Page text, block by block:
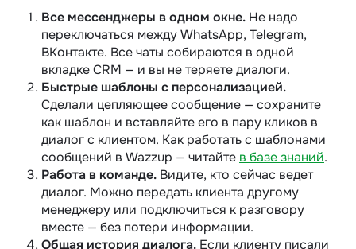
Все мессенджеры в одном окне. Не надо
переключаться между WhatsApp, Telegram,
ВКонтакте. Все чаты собираются в одной
вкладке CRM — и вы не теряете диалоги.
Быстрые шаблоны с персонализацией.
Сделали цепляющее сообщение — сохраните
как шаблон и вставляйте его в пару кликов в
диалог с клиентом. Как работать с шаблонами
сообщений в Wazzup — читайте в базе знаний.
Работа в команде. Видите, кто сейчас ведет
диалог. Можно передать клиента другому
менеджеру или подключиться к разговору
вместе — без потери информации.
Общая история диалога. Если клиенту писали